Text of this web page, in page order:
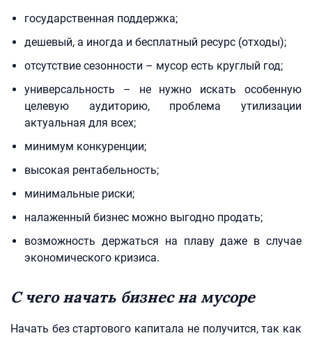
государственная поддержка;
дешевый, а иногда и бесплатный ресурс (отходы);
отсутствие сезонности – мусор есть круглый год;
универсальность – не нужно искать особенную
целевую аудиторию, проблема утилизации
актуальная для всех;
минимум конкуренции;
высокая рентабельность;
минимальные риски;
налаженный бизнес можно выгодно продать;
возможность держаться на плаву даже в случае
экономического кризиса.
С чего начать бизнес на мусоре
Начать без стартового капитала не получится, так как